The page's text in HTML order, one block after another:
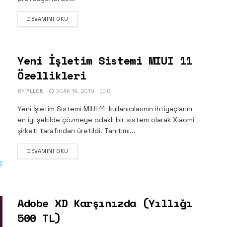
DEVAMINI OKU
Yeni İşletim Sistemi MIUI 11
Özellikleri
BY YLLCN OCAK 14, 2019 0
Yeni İşletim Sistemi MIUI 11 kullanıcılarının ihtiyaçlarını
en iyi şekilde çözmeye odaklı bir sistem olarak Xiaomi
şirketi tarafından üretildi. Tanıtımı...
DEVAMINI OKU
Adobe XD Karşınızda (Yıllığı
500 TL)